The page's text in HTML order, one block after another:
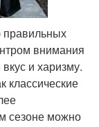
внимания
и харизму.
классические
сезоне можно